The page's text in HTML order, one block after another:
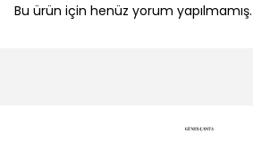
Bu ürün için henüz yorum yapılmamış.